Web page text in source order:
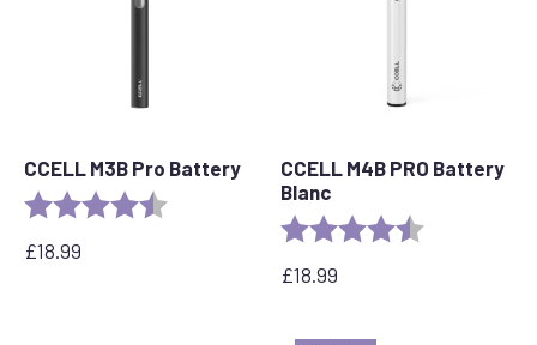
CCELL M3B Pro Battery
Evaluation : 4,8 sur 5 étoiles
£18.99
CCELL M4B PRO Battery
Blanc
Evaluation :
£18.99